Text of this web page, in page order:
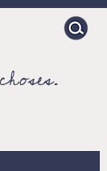
Search
for: